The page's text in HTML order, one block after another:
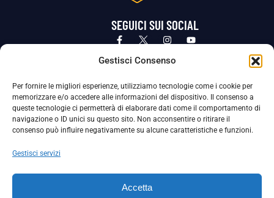
Gestisci Consenso
Per fornire le migliori esperienze, utilizziamo tecnologie come i cookie per
memorizzare e/o accedere alle informazioni del dispositivo. Il consenso a
queste tecnologie ci permetterà di elaborare dati come il comportamento di
navigazione o ID unici su questo sito. Non acconsentire o ritirare il
consenso può influire negativamente su alcune caratteristiche e funzioni.
Gestisci servizi
Accetta
SEGUICI SUI SOCIAL
Privacy Policy Cookie Policy
La Società ha nominato il Responsabile della Protezione dei Dati Personali (DPO), figura specializzata che vigila sulle modalità
adottate dalla nostra Società per tutelare i Suoi dati personali.
Per contattare il DPO può scrivere a